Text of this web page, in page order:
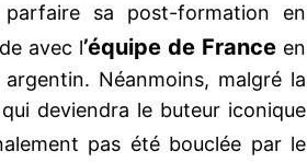
parfaire sa post-formation en
avec l’équipe de Franceen
Néanmoins, malgré la
deviendra le buteur iconique
pas été bouclée par le